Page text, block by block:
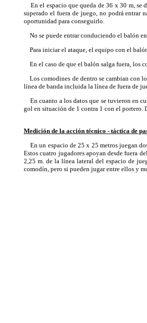
En el espacio que queda de 36 x 30 m, se
superado el fuera de juego, no podrá entrar
oportunidad para conseguirlo.
No se puede entrar conduciendo el balón
Para iniciar el ataque, el equipo con el
En el caso de que el balón salga fuera, los
Los comodines de dentro se cambian con
línea de banda incluida la línea de fuera de
En cuanto a los datos que se tuvieron en
gol en situación de 1 contra 1 con el portero.
Medición de la acción técnico - táctica de
En un espacio de 25 x 25 metros juegan
Estos cuatro jugadores apoyan desde fuera
2,25 m. de la línea lateral del espacio de
comodín, pero si pueden jugar entre ellos y